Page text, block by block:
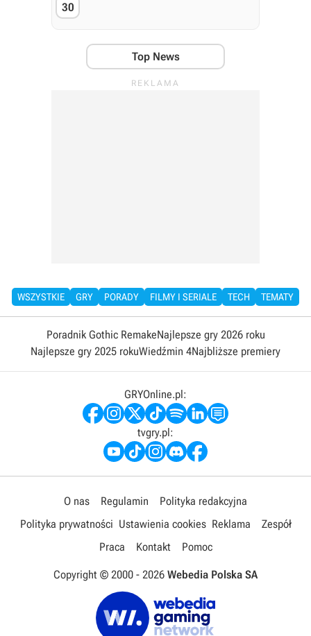
30
Top News
WSZYSTKIE GRY PORADY FILMY I SERIALE TECH TEMATY
Poradnik Gothic RemakeNajlepsze gry 2026 roku
Najlepsze gry 2025 rokuWiedźmin 4Najbliższe premiery
GRYOnline.pl:
tvgry.pl:
O nas Regulamin
Polityka redakcyjna
Polityka prywatności Ustawienia cookies Reklama
Zespół
Praca
Kontakt Pomoc
Copyright © 2000 - 2026 Webedia Polska SA